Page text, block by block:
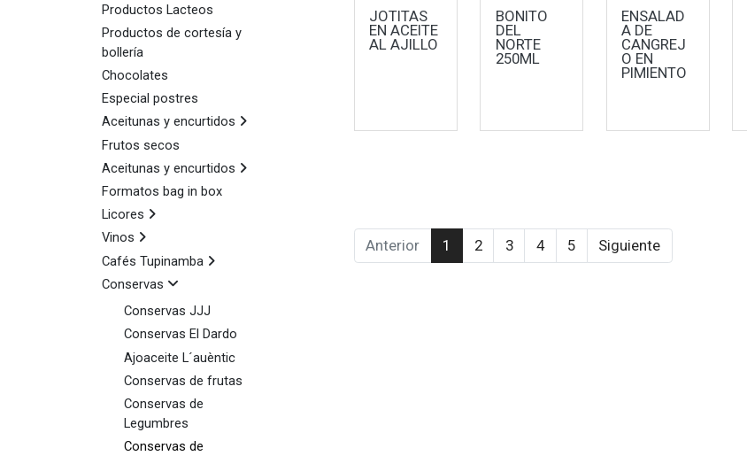
Productos Lacteos
Productos de cortesía y
bollería
Chocolates
Especial postres
Aceitunas y encurtidos
Frutos secos
Aceitunas y encurtidos
Formatos bag in box
Licores
Vinos
Cafés Tupinamba
Conservas
Conservas JJJ
Conservas El Dardo
Ajoaceite L´auèntic
Conservas de frutas
Conservas de
Legumbres
Conservas de
JOTITAS
EN ACEITE
AL AJILLO
BONITO
DEL
NORTE
250ML
ENSALAD
A DE
CANGREJ
O EN
PIMIENTO
Anterior 1 2 3 4 5 Siguiente